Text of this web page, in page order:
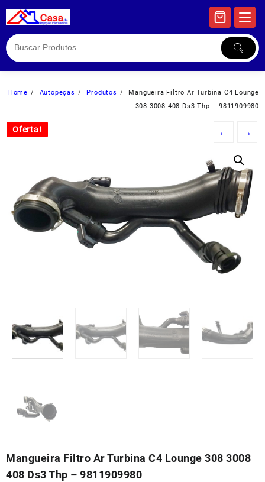
to
Home Autopeças Produtos
Mangueira Filtro Ar Turbina C4 Lounge
308 3008 408 Ds3 Thp – 9811909980
Oferta! ← →
Mangueira Filtro Ar Turbina C4 Lounge 308 3008
408 Ds3 Thp – 9811909980
Oferta!